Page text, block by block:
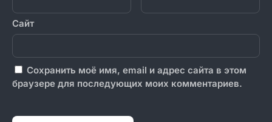
Сайт
Сохранить моё имя, email и адрес сайта в этом
браузере для последующих моих комментариев.